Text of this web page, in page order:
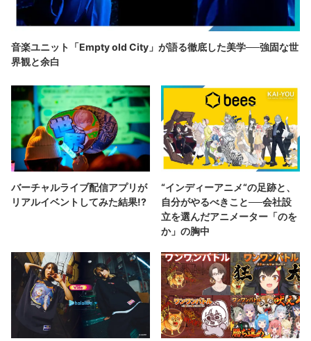
音楽ユニット「Empty old City」が語る徹底した美学──強固な世
界観と余白
バーチャルライブ配信アプリが
リアルイベントしてみた結果!?
“インディーアニメ“の足跡と、
自分がやるべきこと──会社設
立を選んだアニメーター「のを
か」の胸中